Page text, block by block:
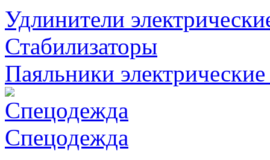
Удлинители
Стабилизаторы
Паяльники
Спецодежда